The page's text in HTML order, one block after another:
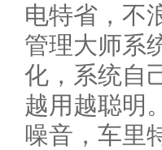
电特省，不
管理大师系
化，系统自
越用越聪明
噪音，车里